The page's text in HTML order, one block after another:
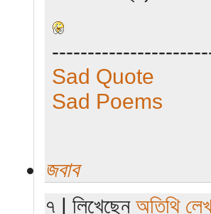
Sad Quote
Sad Poems
জবাব
৭ | লিখেছেন অতিথি